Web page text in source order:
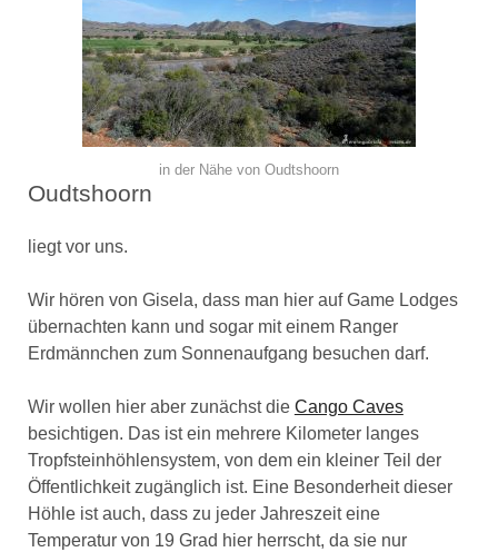
in der Nähe von Oudtshoorn
Oudtshoorn
liegt vor uns.
Wir hören von Gisela, dass man hier auf Game Lodges
übernachten kann und sogar mit einem Ranger
Erdmännchen zum Sonnenaufgang besuchen darf.
Wir wollen hier aber zunächst die Cango Caves
besichtigen. Das ist ein mehrere Kilometer langes
Tropfsteinhöhlensystem, von dem ein kleiner Teil der
Öffentlichkeit zugänglich ist. Eine Besonderheit dieser
Höhle ist auch, dass zu jeder Jahreszeit eine
Temperatur von 19 Grad hier herrscht, da sie nur